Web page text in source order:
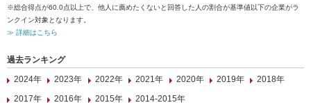
※総合得点が60.0点以上で、他人に薦めたくないと回答した人の割合が基準値以下の企業がラ
ンクイン対象となります。
≫ 詳細はこちら
過去ランキング
2024年
2023年 2022年 2021年 2020年 2019年
2018年
2017年
2016年 2015年 2014-2015年